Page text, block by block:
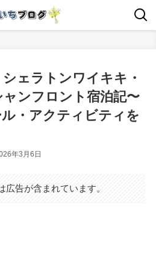
シェラトンワイキキ・
ンフロント宿泊記〜
・アクティビティを
年3月6日
広告が含まれています。